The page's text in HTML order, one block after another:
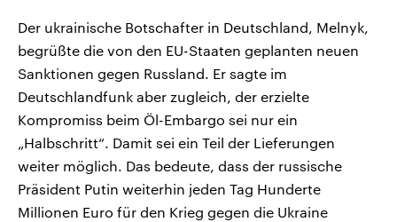
Der ukrainische Botschafter in Deutschland, Melnyk,
begrüßte die von den EU-Staaten geplanten neuen
Sanktionen gegen Russland. Er sagte im
Deutschlandfunk aber zugleich, der erzielte
Kompromiss beim Öl-Embargo sei nur ein
„Halbschritt“. Damit sei ein Teil der Lieferungen
weiter möglich. Das bedeute, dass der russische
Präsident Putin weiterhin jeden Tag Hunderte
Millionen Euro für den Krieg gegen die Ukraine